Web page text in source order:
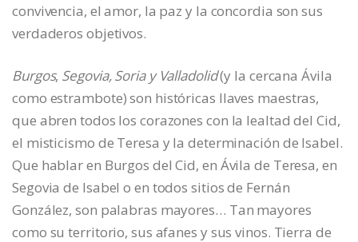
convivencia, el amor, la paz y la concordia son sus
verdaderos objetivos.
Burgos, Segovia, Soria y Valladolid(y la cercana Ávila
como estrambote) son históricas llaves maestras,
que abren todos los corazones con la lealtad del Cid,
el misticismo de Teresa y la determinación de Isabel.
Que hablar en Burgos del Cid, en Ávila de Teresa, en
Segovia de Isabel o en todos sitios de Fernán
González, son palabras mayores… Tan mayores
como su territorio, sus afanes y sus vinos. Tierra de